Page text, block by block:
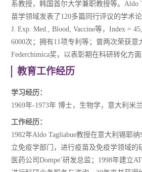
系教授，韩国首尔大学兼职教授等。Aldo
苗学领域发表了120多篇同行评议的学术
J. Exp. Med., Blood, Vaccine等，Index =
6000次；拥有11项专利等；曾两次荣获意
Federchimica奖，以表彰期在科研转化方面
教育工作经历
学习经历：
1969年-1973年 博士，生物学，意大利米
工作经历：
1982年Aldo Tagliabue教授在意大利锡耶纳
立免疫学部门，进行疫苗及免疫学领域的
医药公司Dompe’研发总监；1998年建立